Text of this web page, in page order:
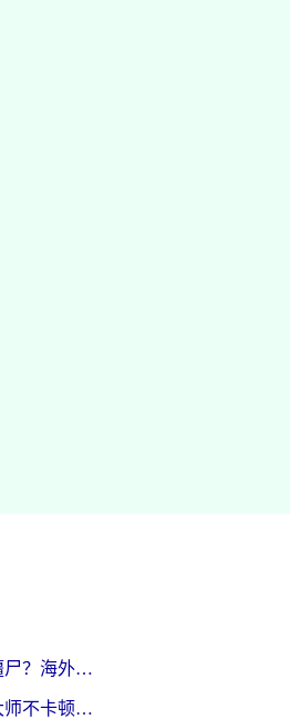
欧洲如何玩植物大战僵尸？海外党国服游戏加速避坑指南（附实测对比）
澳大利亚怎么玩节奏大师不卡顿？海外党国服游戏加速终极指南